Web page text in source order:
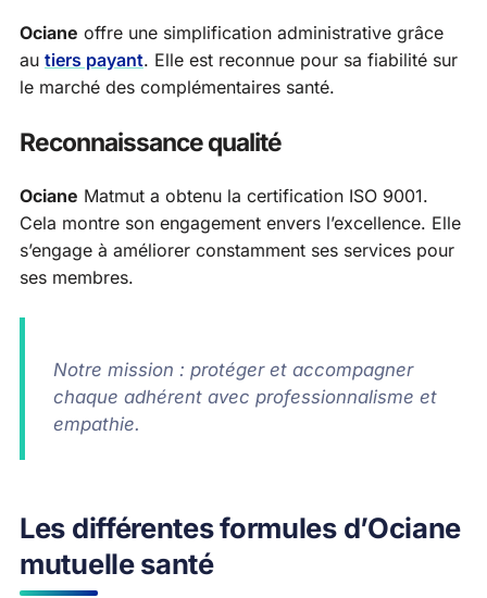
Ociane offre une simplification administrative grâce
au tiers payant. Elle est reconnue pour sa fiabilité sur
le marché des complémentaires santé.
Reconnaissance qualité
Ociane Matmut a obtenu la certification ISO 9001.
Cela montre son engagement envers l’excellence. Elle
s’engage à améliorer constamment ses services pour
ses membres.
Notre mission : protéger et accompagner
chaque adhérent avec professionnalisme et
empathie.
Les différentes formules d’Ociane
mutuelle santé